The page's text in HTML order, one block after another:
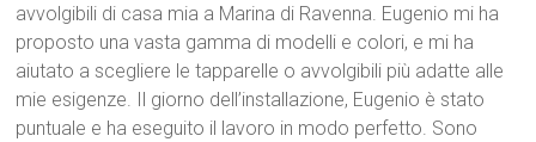
avvolgibili di casa mia a Marina di Ravenna. Eugenio mi ha
proposto una vasta gamma di modelli e colori, e mi ha
aiutato a scegliere le tapparelle o avvolgibili più adatte alle
mie esigenze. Il giorno dell’installazione, Eugenio è stato
puntuale e ha eseguito il lavoro in modo perfetto. Sono